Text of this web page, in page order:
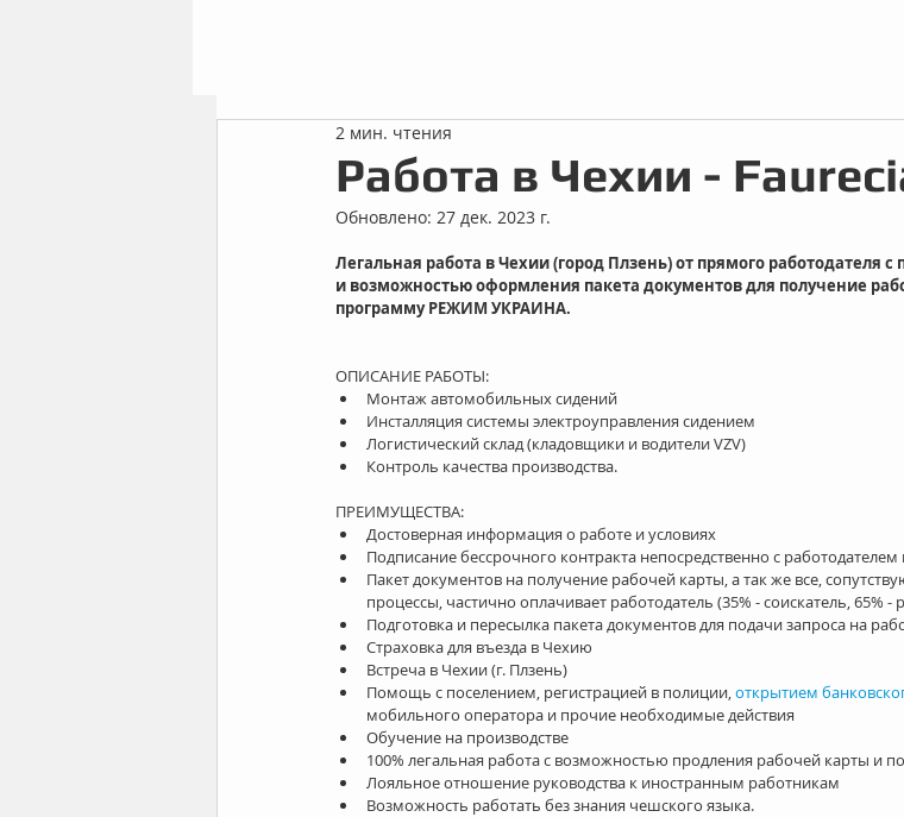
Работа в Чехии -
2 мин. чтения
Обновлено: 27 дек. 2023 г.
Легальная работа в Чехии (город Плзень) от прямого работодателя
и возможностью оформления пакета документов для получение
программу РЕЖИМ УКРАИНА.
ОПИСАНИЕ РАБОТЫ:
Монтаж автомобильных сидений
Инсталляция системы электроуправления сидением
Логистический склад (кладовщики и водители VZV)
Контроль качества производства.
ПРЕИМУЩЕСТВА:
Достоверная информация о работе и условиях
Подписание бессрочного контракта непосредственно с
Пакет документов на получение рабочей карты, а так же все,
процессы, частично оплачивает работодатель (35% - соискатель, 65% -
Подготовка и пересылка пакета документов для подачи запроса на
Страховка для въезда в Чехию
Встреча в Чехии (г. Плзень)
Помощь с поселением, регистрацией в полиции, открытием
мобильного оператора и прочие необходимые действия
Обучение на производстве
100% легальная работа с возможностью продления рабочей карты и
Лояльное отношение руководства к иностранным работникам
Возможность работать без знания чешского языка.